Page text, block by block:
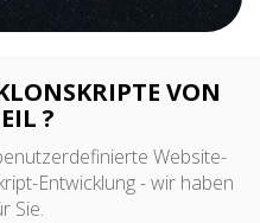
VON
?
Website-
Entwicklung - wir haben
Sie.